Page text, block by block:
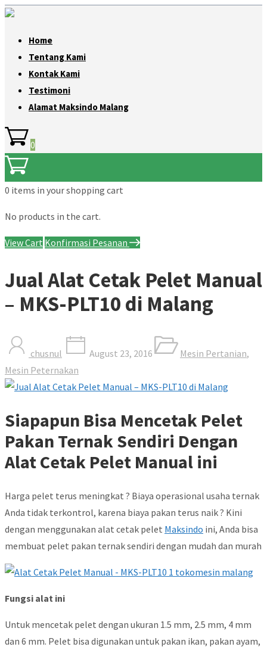
Home
Tentang Kami
Kontak Kami
Testimoni
Alamat Maksindo Malang
0
0 items in your shopping cart
No products in the cart.
View Cart Konfirmasi Pesanan
Jual Alat Cetak Pelet Manual
– MKS-PLT10 di Malang
chusnul August 23, 2016 Mesin Pertanian,
Mesin Peternakan
Siapapun Bisa Mencetak Pelet
Pakan Ternak Sendiri Dengan
Alat Cetak Pelet Manual ini
Harga pelet terus meningkat ? Biaya operasional usaha ternak
Anda tidak terkontrol, karena biaya pakan terus naik ? Kini
dengan menggunakan alat cetak pelet Maksindo ini, Anda bisa
membuat pelet pakan ternak sendiri dengan mudah dan murah
Fungsi alat ini
Untuk mencetak pelet dengan ukuran 1.5 mm, 2.5 mm, 4 mm
dan 6 mm. Pelet bisa digunakan untuk pakan ikan, pakan ayam,